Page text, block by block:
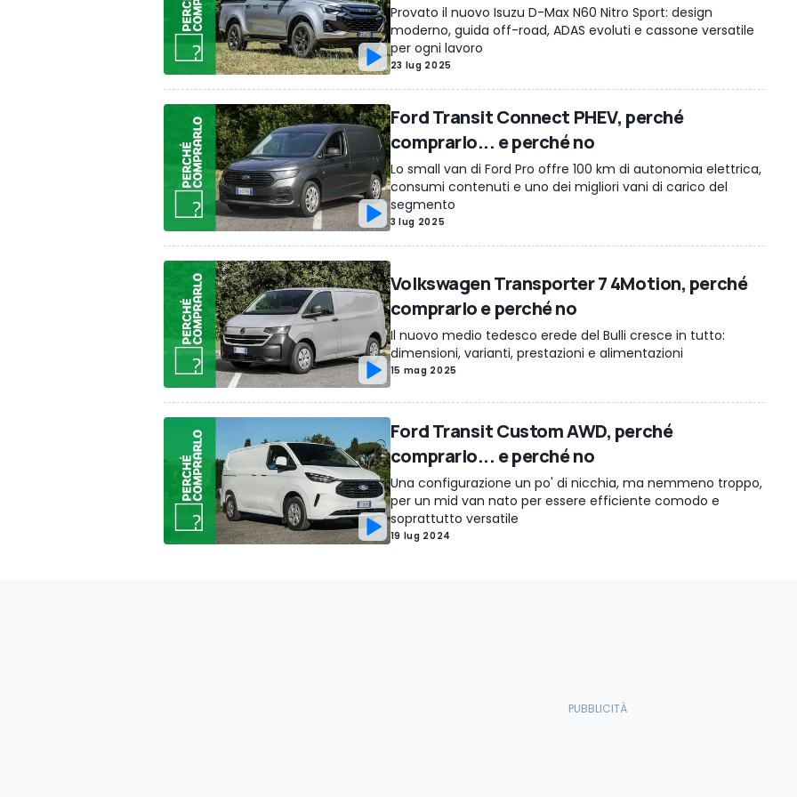
Provato il nuovo Isuzu D-Max N60 Nitro Sport: design
moderno, guida off-road, ADAS evoluti e cassone versatile
per ogni lavoro
23 lug 2025
Ford Transit Connect PHEV, perché
comprarlo... e perché no
Lo small van di Ford Pro offre 100 km di autonomia elettrica,
consumi contenuti e uno dei migliori vani di carico del
segmento
3 lug 2025
Volkswagen Transporter 7 4Motion, perché
comprarlo e perché no
Il nuovo medio tedesco erede del Bulli cresce in tutto:
dimensioni, varianti, prestazioni e alimentazioni
15 mag 2025
Ford Transit Custom AWD, perché
comprarlo... e perché no
Una configurazione un po' di nicchia, ma nemmeno troppo,
per un mid van nato per essere efficiente comodo e
soprattutto versatile
19 lug 2024